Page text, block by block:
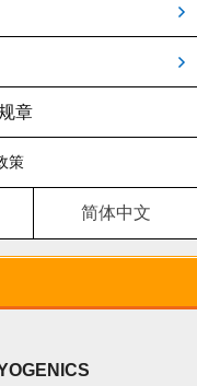
章
策
简体中文